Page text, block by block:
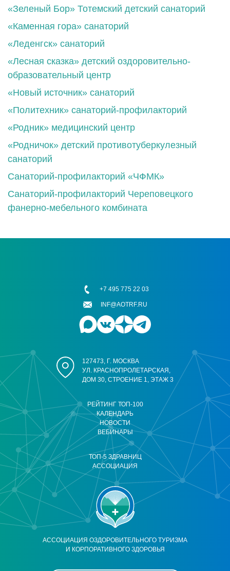
«Зеленый Бор» Тотемский детский санаторий
«Каменная гора» санаторий
«Леденгск» санаторий
«Лесная сказка» детский оздоровительно-
образовательный центр
«Новый источник» санаторий
«Политехник» санаторий-профилакторий
«Родник» медицинский центр
«Родничок» детский противотуберкулезный
санаторий
Санаторий-профилакторий «ЧФМК»
Санаторий-профилакторий Череповецкого
фанерно-мебельного комбината
АССОЦИАЦИЯ ОЗДОРОВИТЕЛЬНОГО ТУРИЗМА
И КОРПОРАТИВНОГО ЗДОРОВЬЯ
РЕЙТИНГ ТОП-100
КАЛЕНДАРЬ
НОВОСТИ
ВЕБИНАРЫ
ТОП-5 ЗДРАВНИЦ
АССОЦИАЦИЯ
127473, Г. МОСКВА
УЛ. КРАСНОПРОЛЕТАРСКАЯ,
ДОМ 30, СТРОЕНИЕ 1, ЭТАЖ 3
+7 495 775 22 03
INF@AOTRF.RU